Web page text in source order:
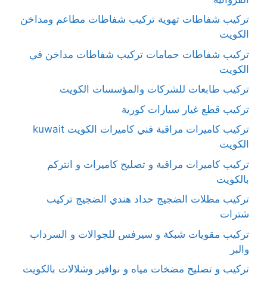
تركيب شفاطات تهوية تركيب شفاطات مطاعم ومداخن
الكويت
تركيب شفاطات حمامات تركيب شفاطات مداخن في
الكويت
تركيب طابعات للشركات والمؤسسات الكويت
تركيب قطع غيار سيارات كورية
تركيب كاميرات مراقبة فني كاميرات الكويت kuwait
الكويت
تركيب كاميرات مراقبة و تصليح كاميرات و انتركم
بالكويت
تركيب مظلات الضجيج حداد هندي الضجيج تركيب
شترات
تركيب مقويات شبكة و سيرفس للجوالات و السرداب
والبر
تركيب و تصليح مضخات مياه و نوافير وشلالات بالكويت